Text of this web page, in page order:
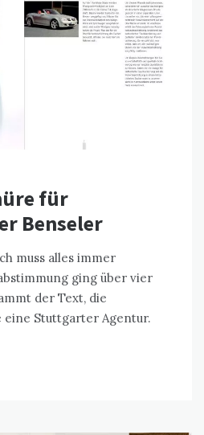
für
Benseler
muss alles immer
ging über vier
der Text, die
eine Stuttgarter Agentur.